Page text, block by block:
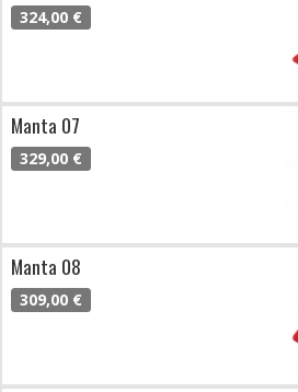
324,00 €
Manta 07
329,00 €
Manta 08
309,00 €